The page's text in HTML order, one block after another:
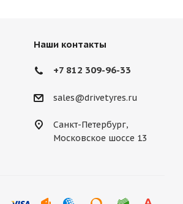
Наши контакты
+7 812 309-96-33
sales@drivetyres.ru
Санкт-Петербург,
Московское шоссе 13